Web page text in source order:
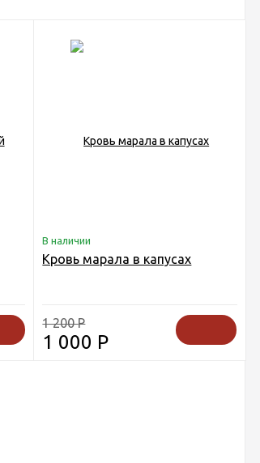
В наличии
Кровь марала в капусах
1 200Р
1 000 Р